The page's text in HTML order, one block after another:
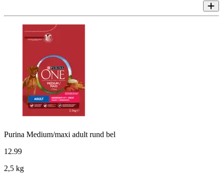
Purina Medium/maxi adult rund bel
12.99
2,5 kg